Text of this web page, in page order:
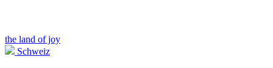
the land of joy
Schweiz